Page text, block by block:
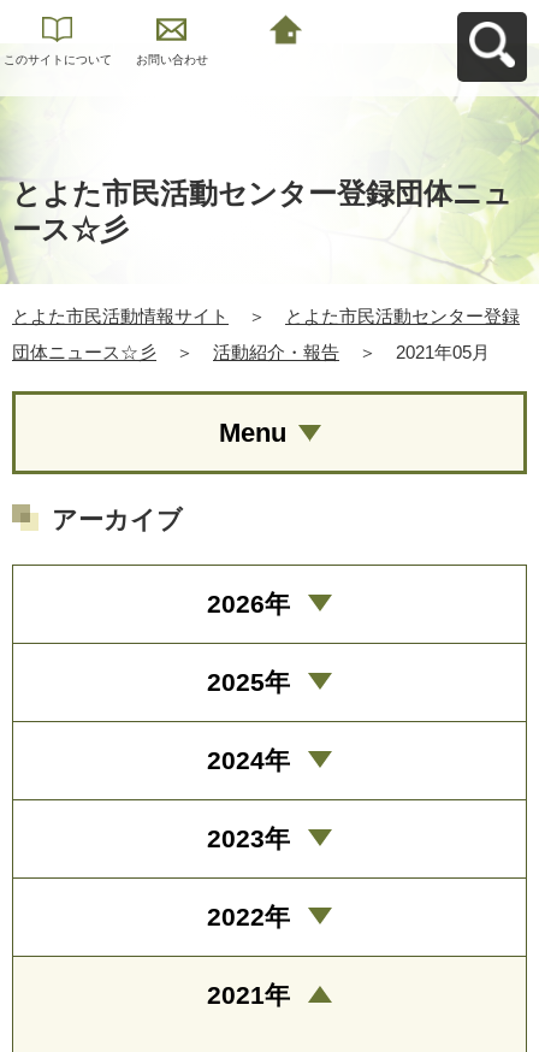
このサイトについて お問い合わせ
とよた市民活動センター登録団体ニュ
ース☆彡
とよた市民活動情報サイト ＞
とよた市民活動センター登録
団体ニュース☆彡
＞ 活動紹介・報告 ＞ 2021年05月
Menu
アーカイブ
2026年
2025年
2024年
2023年
2022年
2021年